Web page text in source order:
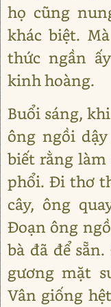
họ cũng
khác biệt.
thức ngần
kinh hoàng.
Buổi sáng,
ông ngồi
biết rằng
phổi. Đi thơ
cây, ông
Đoạn ông
bà đã để
gương mặt
Vân giống